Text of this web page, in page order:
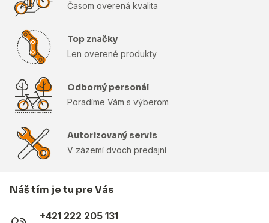
Časom overená kvalita
Top značky
Len overené produkty
Odborný personál
Poradíme Vám s výberom
Autorizovaný servis
V zázemí dvoch predajní
Náš tím je tu pre Vás
+421 222 205 131